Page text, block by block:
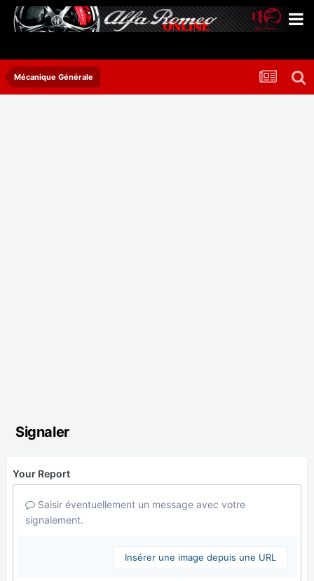
Mécanique Générale
Signaler
Your Report
Saisir éventuellement un message avec votre
signalement.
Insérer une image depuis une URL